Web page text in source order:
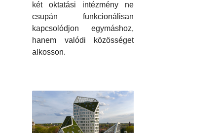
két oktatási intézmény ne
csupán funkcionálisan
kapcsolódjon egymáshoz,
hanem valódi közösséget
alkosson.